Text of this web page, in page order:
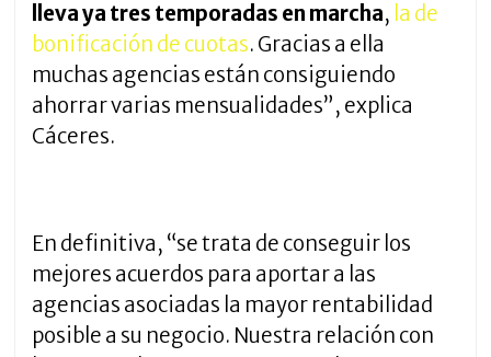
lleva ya tres temporadas en marcha, la de
bonificación de cuotas. Gracias a ella
muchas agencias están consiguiendo
ahorrar varias mensualidades”, explica
Cáceres.
En definitiva, “se trata de conseguir los
mejores acuerdos para aportar a las
agencias asociadas la mayor rentabilidad
posible a su negocio. Nuestra relación con